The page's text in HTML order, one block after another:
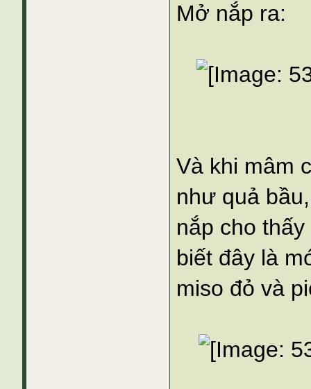
Mở nắp ra:
Và khi mâm
như quả
nắp cho
biết đây là
miso đỏ và